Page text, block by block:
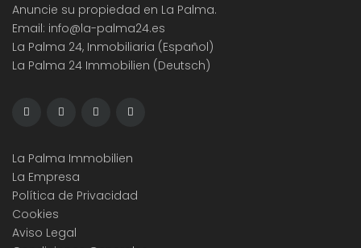
Anuncie su propiedad en La Palma.
Email: info@la-palma24.es
La Palma 24, Inmobiliaria (Español)
La Palma 24 Immobilien (Deutsch)
La Palma Immobilien
La Empresa
Política de Privacidad
Cookies
Aviso Legal